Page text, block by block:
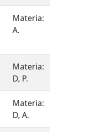
Materia:
A.
Materia:
D, P.
Materia:
D, A.